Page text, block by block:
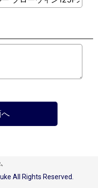
All Rights Reserved.